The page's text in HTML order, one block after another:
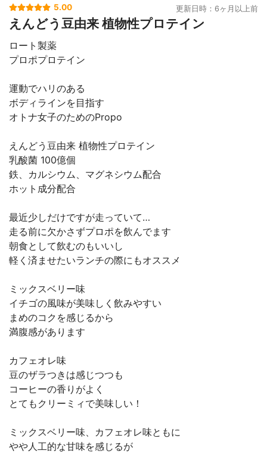
5.00 更新日時：6ヶ月以上前
えんどう豆由来 植物性プロテイン
ロート製薬
プロポプロテイン
運動でハリのある
ボディラインを目指す
オトナ女子のためのPropo
えんどう豆由来 植物性プロテイン
乳酸菌 100億個
鉄、カルシウム、マグネシウム配合
ホット成分配合
最近少しだけですが走っていて…
走る前に欠かさずプロポを飲んでます
朝食として飲むのもいいし
軽く済ませたいランチの際にもオススメ
ミックスベリー味
イチゴの風味が美味しく飲みやすい
まめのコクを感じるから
満腹感があります
カフェオレ味
豆のザラつきは感じつつも
コーヒーの香りがよく
とてもクリーミィで美味しい！
ミックスベリー味、カフェオレ味ともに
やや人工的な甘味を感じるが